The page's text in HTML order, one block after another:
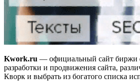
Kwork.ru — официальный сайт биржи
разработки и продвижения сайта,
Кворк и выбрать из богатого списка